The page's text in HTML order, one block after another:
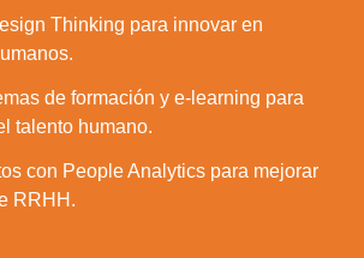
Thinking para innovar en
de formación y e-learning para
talento humano.
con People Analytics para mejorar
RRHH.